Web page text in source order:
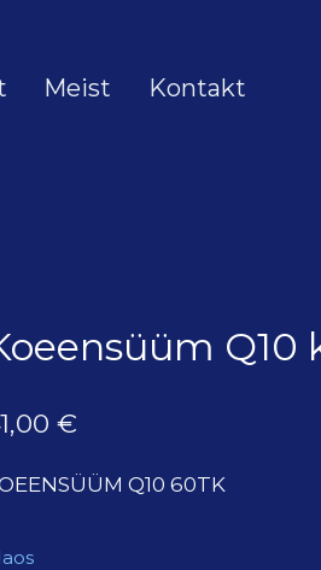
Meist Kontakt
Q10
€
Q10 60TK